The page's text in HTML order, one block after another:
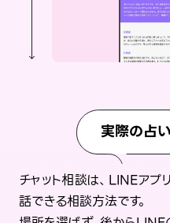
実際の占
チャット相談は、LINEア
話できる相談方法です。